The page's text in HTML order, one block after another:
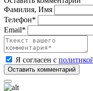
Фамилия, Имя
Телефон*
Email*
Я согласен с